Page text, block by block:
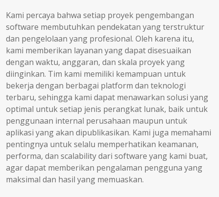
Kami percaya bahwa setiap proyek pengembangan
software membutuhkan pendekatan yang terstruktur
dan pengelolaan yang profesional. Oleh karena itu,
kami memberikan layanan yang dapat disesuaikan
dengan waktu, anggaran, dan skala proyek yang
diinginkan. Tim kami memiliki kemampuan untuk
bekerja dengan berbagai platform dan teknologi
terbaru, sehingga kami dapat menawarkan solusi yang
optimal untuk setiap jenis perangkat lunak, baik untuk
penggunaan internal perusahaan maupun untuk
aplikasi yang akan dipublikasikan. Kami juga memahami
pentingnya untuk selalu memperhatikan keamanan,
performa, dan scalability dari software yang kami buat,
agar dapat memberikan pengalaman pengguna yang
maksimal dan hasil yang memuaskan.